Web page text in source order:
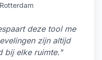
deze tool me
zijn altijd
bij elke ruimte."